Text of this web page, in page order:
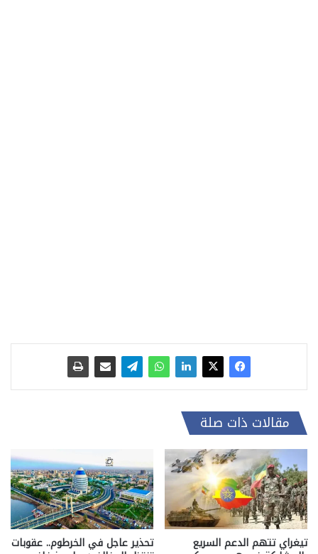
مقالات ذات صلة
تيغراي تتهم الدعم السريع تحذير عاجل في الخرطوم.. عقوبات